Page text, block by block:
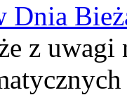
Dnia
z uwagi